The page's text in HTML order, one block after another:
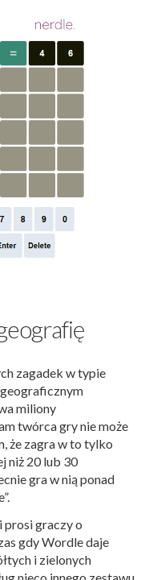
zagadek w typie
miliony
twórca gry nie może
że zagra w to tylko
niż 20 lub 30
gra w nią ponad
prosi graczy o
gdy Wordle daje
i zielonych